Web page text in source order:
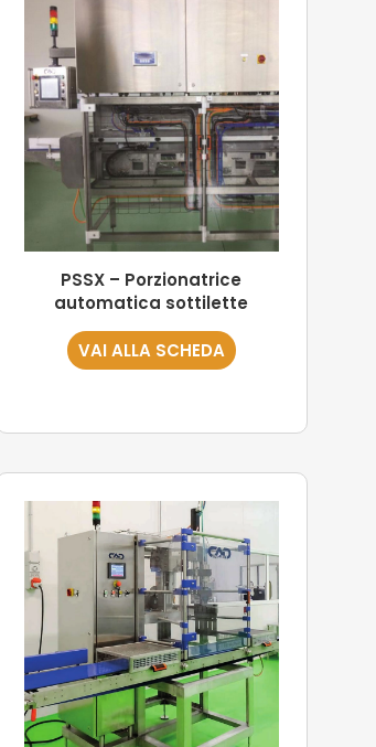
PSSX – Porzionatrice
automatica sottilette
VAI ALLA SCHEDA